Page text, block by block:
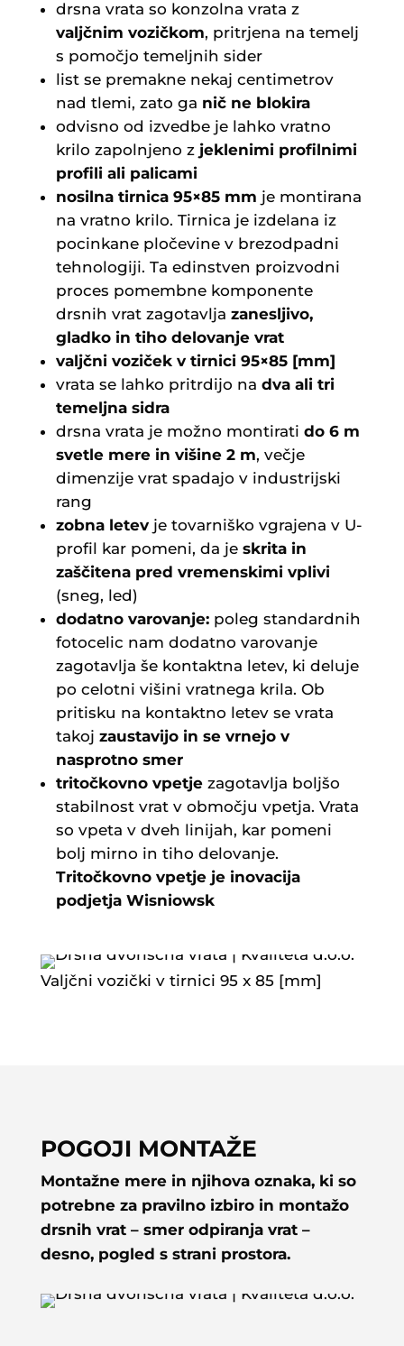
drsna vrata so konzolna vrata z
valjčnim vozičkom, pritrjena na temelj
s pomočjo temeljnih sider
list se premakne nekaj centimetrov
nad tlemi, zato ga nič ne blokira
odvisno od izvedbe je lahko vratno
krilo zapolnjeno z jeklenimi profilnimi
profili ali palicami
nosilna tirnica 95×85 mm je montirana
na vratno krilo. Tirnica je izdelana iz
pocinkane pločevine v brezodpadni
tehnologiji. Ta edinstven proizvodni
proces pomembne komponente
drsnih vrat zagotavlja zanesljivo,
gladko in tiho delovanje vrat
valjčni voziček v tirnici 95×85 [mm]
vrata se lahko pritrdijo na dva ali tri
temeljna sidra
drsna vrata je možno montirati do 6 m
svetle mere in višine 2 m, večje
dimenzije vrat spadajo v industrijski
rang
zobna letevje tovarniško vgrajena v U-
profil kar pomeni, da jeskrita in
zaščitena pred vremenskimi vplivi
(sneg, led)
dodatno varovanje:poleg standardnih
fotocelic nam dodatno varovanje
zagotavlja še kontaktna letev, ki deluje
po celotni višini vratnega krila. Ob
pritisku na kontaktno letev se vrata
takoj zaustavijo in se vrnejo v
nasprotno smer
tritočkovno vpetjezagotavlja boljšo
stabilnost vrat v območju vpetja. Vrata
so vpeta v dveh linijah, kar pomeni
bolj mirno in tiho delovanje.
Tritočkovno vpetje je inovacija
podjetja Wisniowsk
Valjčni vozički v tirnici 95 x 85 [mm]
POGOJI MONTAŽE
Montažne mere in njihova oznaka, ki so
potrebne za pravilno izbiro in montažo
drsnih vrat – smer odpiranja vrat –
desno, pogled s strani prostora.